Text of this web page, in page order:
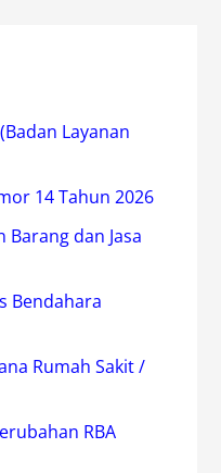
Layanan
14 Tahun 2026
dan Jasa
Bendahara
Rumah Sakit /
RBA